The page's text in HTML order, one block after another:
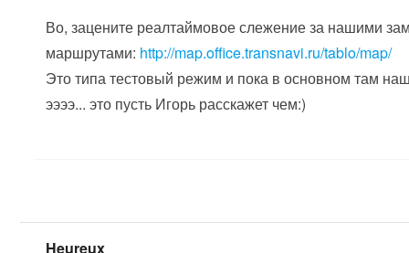
Во, зацените реалтаймовое слежение за нашими
маршрутами: http://map.office.transnavi.ru/tablo/map/
Это типа тестовый режим и пока в основном там
ээээ... это пусть Игорь расскажет чем:)
Heureux